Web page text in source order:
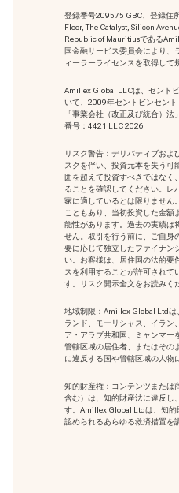
登録番号209575 GBC、登録住
Floor, The Catalyst, Silicon
Republic of Mauritiusである
国金融サービス委員会により
ィーラーライセンスを取得して
Amillex Global LLCは、セント
いて、2009年セントビンセン
「事業会社（改正及び統合）
番号：4421 LLC 2026
リスク警告：デリバティブおよ
スクを伴い、投資元本を失う可
囲を超えて投資すべきではなく
ることを確認してください。レ
家に適しているとは限りません
こともあり、当初投資した金額
能性があります。過去の実績は
せん。取引を行う前に、ご自身
要に応じて独立したファイナン
い。お客様は、居住国の法的要
スを利用することが許可されて
す。リスク開示全文をお読みく
地域制限：Amillex Global Ltdは
ランド、モーリシャス、イラン
ア・アラブ共和国、ミャンマー
管轄区域の居住者、またはその
に違反する国や管轄区域の人物
知的財産権：コンテンツまたは
含む）は、知的財産法に違反し
す。Amillex Global Ltdは、知
認められるあらゆる救済措置を